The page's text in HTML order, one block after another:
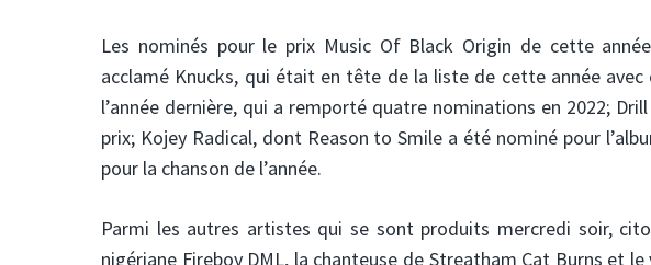
Les nominés pour le prix Music Of Black Origin de cette
acclamé Knucks, qui était en tête de la liste de cette année
l’année dernière, qui a remporté quatre nominations en 2022;
prix; Kojey Radical, dont Reason to Smile a été nominé pour
pour la chanson de l’année.
Parmi les autres artistes qui se sont produits mercredi soir,
nigériane Fireboy DML, la chanteuse de Streatham Cat Burns et